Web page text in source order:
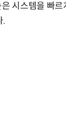
시스템을 빠
.